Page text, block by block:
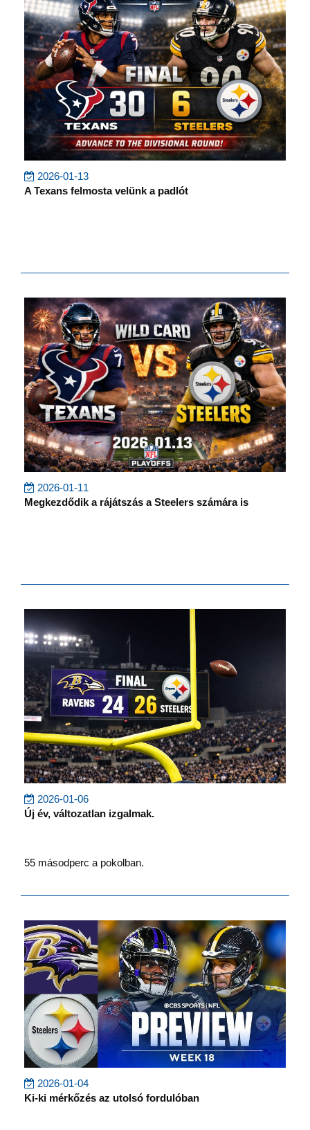
2026-01-13
A Texans felmosta velünk a padlót
2026-01-11
Megkezdődik a rájátszás a Steelers számára is
2026-01-06
Új év, változatlan izgalmak.
55 másodperc a pokolban.
2026-01-04
Ki-ki mérkőzés az utolsó fordulóban